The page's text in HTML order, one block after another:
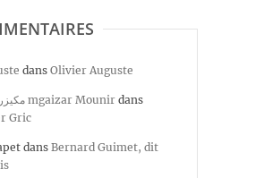
dans Olivier Auguste
مكيزر منير mgaizar Mounir dans
Gric
dans Bernard Guimet, dit